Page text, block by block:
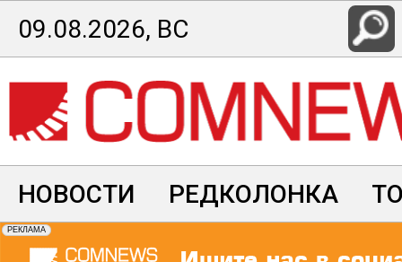
Перейти
к
основному
содержанию
09.08.2026, ВС
НОВОСТИ РЕДКОЛОНКА